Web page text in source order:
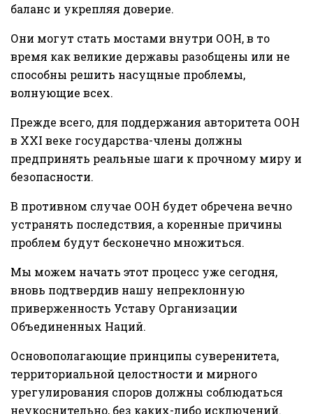
баланс и укрепляя доверие.
Они могут стать мостами внутри ООН, в то
время как великие державы разобщены или не
способны решить насущные проблемы,
волнующие всех.
Прежде всего, для поддержания авторитета ООН
в XXI веке государства-члены должны
предпринять реальные шаги к прочному миру и
безопасности.
В противном случае ООН будет обречена вечно
устранять последствия, а коренные причины
проблем будут бесконечно множиться.
Мы можем начать этот процесс уже сегодня,
вновь подтвердив нашу непреклонную
приверженность Уставу Организации
Объединенных Наций.
Основополагающие принципы суверенитета,
территориальной целостности и мирного
урегулирования споров должны соблюдаться
неукоснительно, без каких-либо исключений.